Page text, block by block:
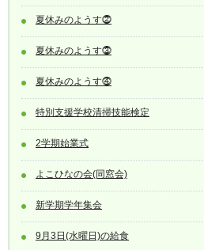
夏休みのようす⓶
夏休みのようす⓷
夏休みのようす⓸
特別支援学校清掃技能検定
2学期始業式
よこひなの会(同窓会)
新学期学年集会
9月3日(水曜日)の給食